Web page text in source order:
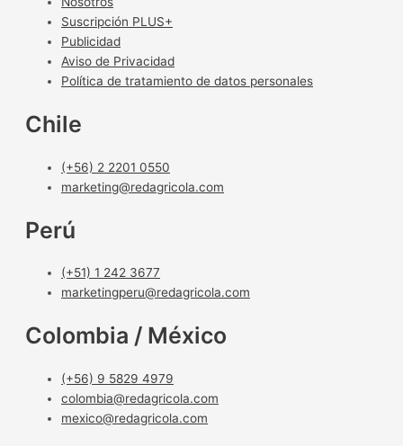
Suscripción PLUS+
Publicidad
Aviso de Privacidad
Política de tratamiento de datos personales
Chile
(+56) 2 2201 0550
marketing@redagricola.com
Perú
(+51) 1 242 3677
marketingperu@redagricola.com
Colombia / México
(+56) 9 5829 4979
colombia@redagricola.com
mexico@redagricola.com